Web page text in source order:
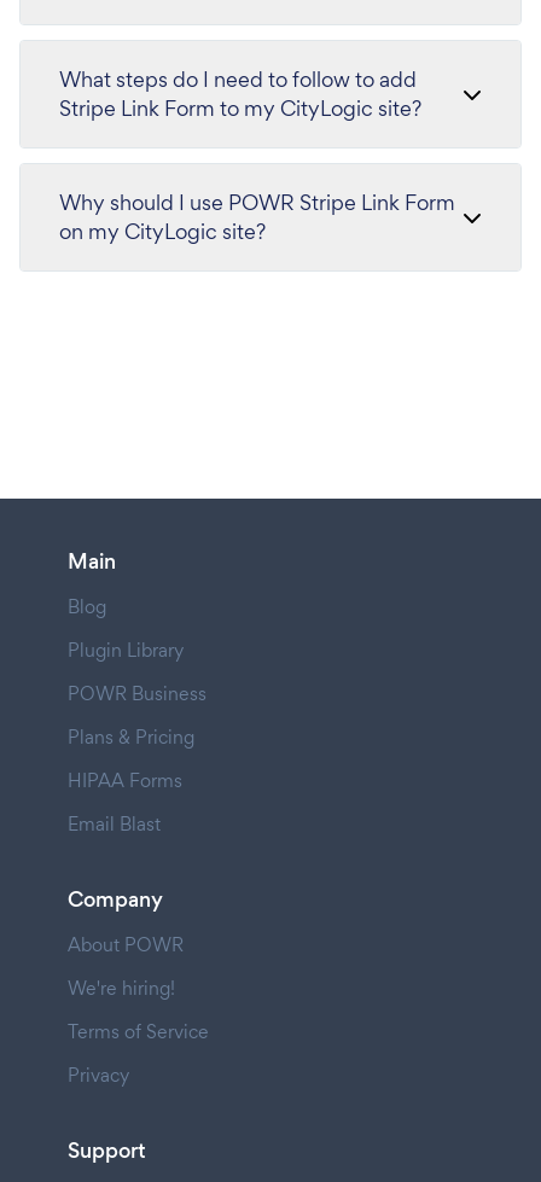
What steps do I need to follow to add
Stripe Link Form to my CityLogic site?
Why should I use POWR Stripe Link Form
on my CityLogic site?
Main
Blog
Plugin Library
POWR Business
Plans & Pricing
HIPAA Forms
Email Blast
Company
About POWR
We're hiring!
Terms of Service
Privacy
Support